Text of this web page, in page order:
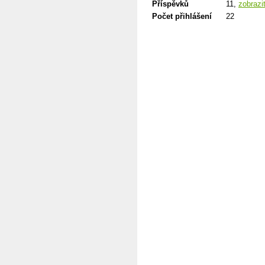
Příspěvků 11,
Počet přihlášení
22